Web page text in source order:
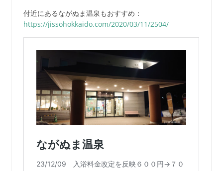
付近にあるながぬま温泉もおすすめ：
https://jissohokkaido.com/2020/03/11/2504/